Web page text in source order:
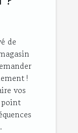
de
!
vos
point